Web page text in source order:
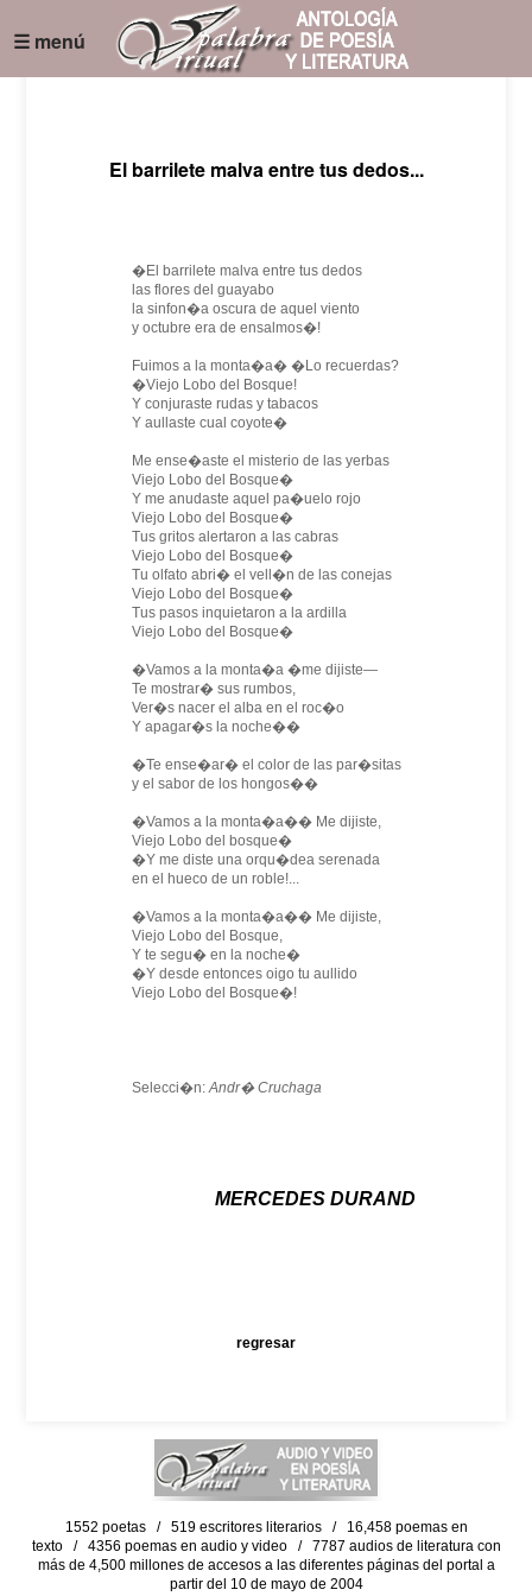
☰ menú
El barrilete malva entre tus dedos...
�El barrilete malva entre tus dedos
las flores del guayabo
la sinfon�a oscura de aquel viento
y octubre era de ensalmos�!
Fuimos a la monta�a� �Lo recuerdas?
�Viejo Lobo del Bosque!
Y conjuraste rudas y tabacos
Y aullaste cual coyote�
Me ense�aste el misterio de las yerbas
Viejo Lobo del Bosque�
Y me anudaste aquel pa�uelo rojo
Viejo Lobo del Bosque�
Tus gritos alertaron a las cabras
Viejo Lobo del Bosque�
Tu olfato abri� el vell�n de las conejas
Viejo Lobo del Bosque�
Tus pasos inquietaron a la ardilla
Viejo Lobo del Bosque�
�Vamos a la monta�a �me dijiste―
Te mostrar� sus rumbos,
Ver�s nacer el alba en el roc�o
Y apagar�s la noche��
�Te ense�ar� el color de las par�sitas
y el sabor de los hongos��
�Vamos a la monta�a�� Me dijiste,
Viejo Lobo del bosque�
�Y me diste una orqu�dea serenada
en el hueco de un roble!...
�Vamos a la monta�a�� Me dijiste,
Viejo Lobo del Bosque,
Y te segu� en la noche�
�Y desde entonces oigo tu aullido
Viejo Lobo del Bosque�!
Selecci�n:Andr� Cruchaga
MERCEDES DURAND
regresar
1552 poetas / 519 escritores literarios / 16,458 poemas en
texto / 4356 poemas en audio y video / 7787 audios de literatura con
más de 4,500 millones de accesos a las diferentes páginas del portal a
partir del 10 de mayo de 2004